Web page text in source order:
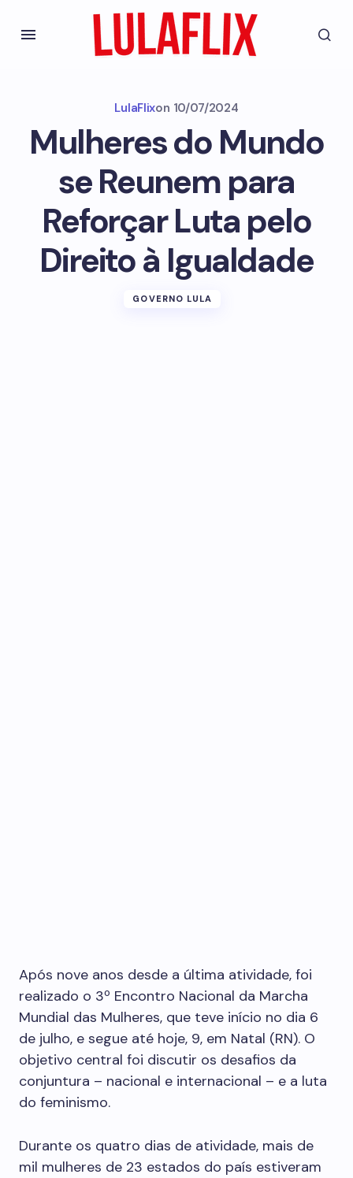
LulaFlixon 10/07/2024
Mulheres do Mundo
se Reunem para
Reforçar Luta pelo
Direito à Igualdade
GOVERNO LULA
Após nove anos desde a última atividade, foi
realizado o 3º Encontro Nacional da Marcha
Mundial das Mulheres, que teve início no dia 6
de julho, e segue até hoje, 9, em Natal (RN). O
objetivo central foi discutir os desafios da
conjuntura – nacional e internacional – e a luta
do feminismo.
Durante os quatro dias de atividade, mais de
mil mulheres de 23 estados do país estiveram